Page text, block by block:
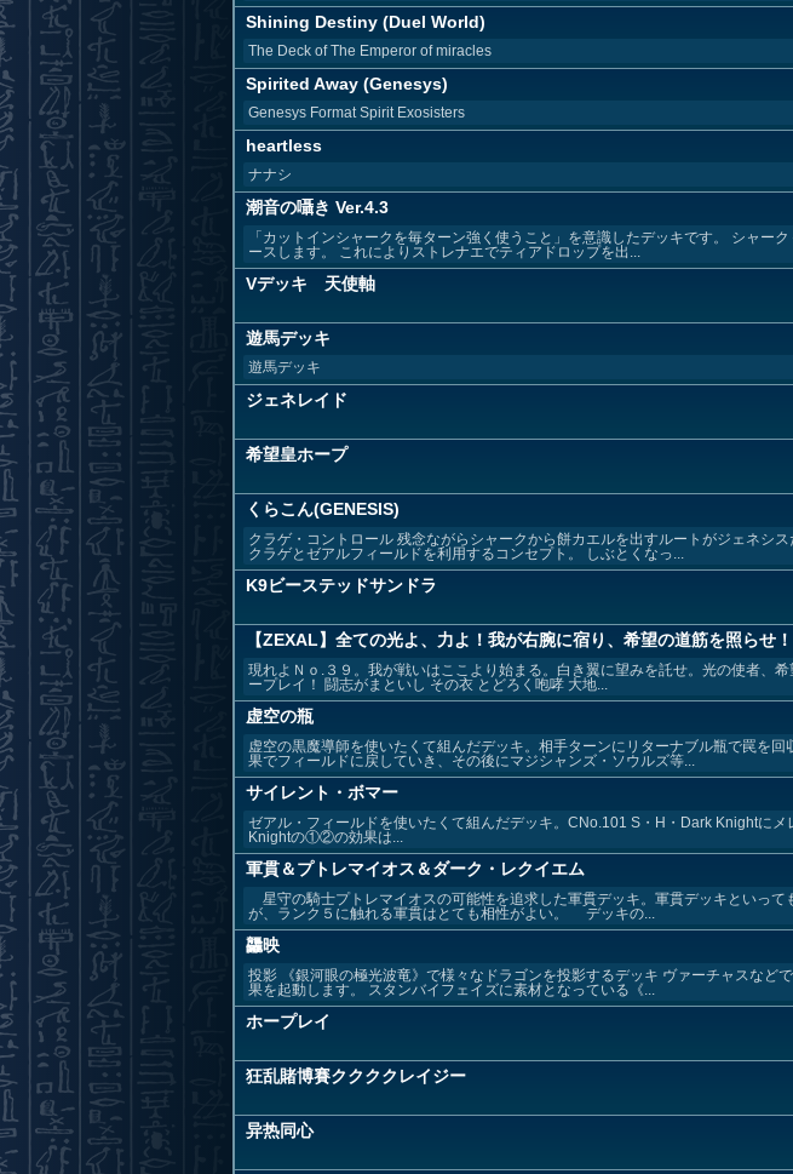
Shining Destiny (Duel World)
The Deck of The Emperor of miracles
Spirited Away (Genesys)
Genesys Format Spirit Exosisters
heartless
ナナシ
潮音の囁き Ver.4.3
「カットインシャークを毎ターン強く使うこと」を意識したデッキです。 シャー
ースします。 これによりストレナエでティアドロップを出...
Vデッキ 天使軸
遊馬デッキ
遊馬デッキ
ジェネレイド
希望皇ホープ
くらこん(GENESIS)
クラゲ・コントロール 残念ながらシャークから餅カエルを出すルートがジェネシ
クラゲとゼアルフィールドを利用するコンセプト。 しぶとくなっ...
K9ビーステッドサンドラ
【ZEXAL】全ての光よ、力よ！我が右腕に宿り、希望の道筋を照らせ！
現れよＮｏ.３９。我が戦いはここより始まる。白き翼に望みを託せ。光の使者、
ープレイ！ 闘志がまといし その衣 とどろく咆哮 大地...
虚空の瓶
虚空の黒魔導師を使いたくて組んだデッキ。相手ターンにリターナブル瓶で罠を
果でフィールドに戻していき、その後にマジシャンズ・ソウルズ等...
サイレント・ボマー
ゼアル・フィールドを使いたくて組んだデッキ。CNo.101 S・H・Dark Knightに
Knightの①②の効果は...
軍貫＆プトレマイオス＆ダーク・レクイエム
星守の騎士プトレマイオスの可能性を追求した軍貫デッキ。軍貫デッキといって
が、ランク５に触れる軍貫はとても相性がよい。 デッキの...
龘映
投影 《銀河眼の極光波竜》で様々なドラゴンを投影するデッキ ヴァーチャスなど
果を起動します。 スタンバイフェイズに素材となっている《...
ホープレイ
狂乱賭博賽ククククレイジー
异热同心